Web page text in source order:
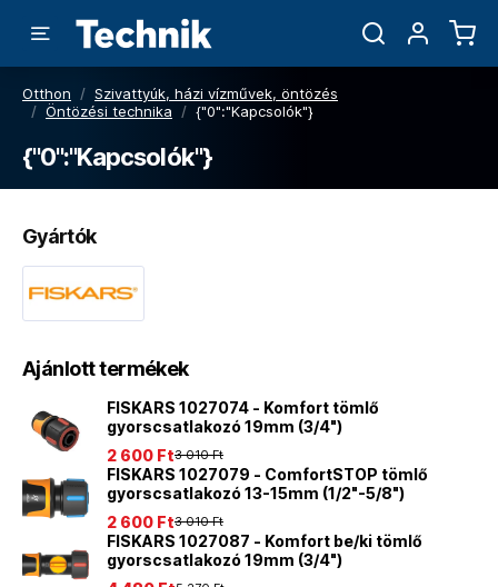
Otthon / Szivattyúk, házi vízművek, öntözés
/ Öntözési technika / {"0":"Kapcsolók"}
{"0":"Kapcsolók"}
Gyártók
Ajánlott termékek
FISKARS 1027074 - Komfort tömlő
gyorscsatlakozó 19mm (3/4")
3 010 Ft
2 600 Ft
FISKARS 1027079 - ComfortSTOP tömlő
gyorscsatlakozó 13-15mm (1/2"-5/8")
3 010 Ft
2 600 Ft
FISKARS 1027087 - Komfort be/ki tömlő
gyorscsatlakozó 19mm (3/4")